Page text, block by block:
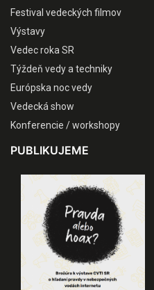
Festival vedeckých filmov
Výstavy
Vedec roka SR
Týždeň vedy a techniky
Európska noc vedy
Vedecká show
Konferencie / workshopy
PUBLIKUJEME